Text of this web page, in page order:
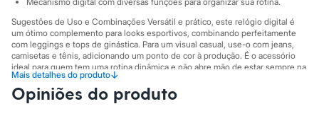
Shorts e Bermudas
Tops
Moda íntima
Calcinhas
Cintas e Modeladores
Meias
Pijamas
Sutiãs e Tops
Moda praia
Sugestões de Uso e Combinações Versátil e prático, este relógio digital é
um ótimo complemento para looks esportivos, combinando perfeitamente
com leggings e tops de ginástica. Para um visual casual, use-o com jeans,
camisetas e tênis, adicionando um ponto de cor à produção. É o acessório
ideal para quem tem uma rotina dinâmica e não abre mão de estar sempre na
moda.
A gente se encontra na C&A! ❤
Mais detalhes do produto↓
Opiniões do produto